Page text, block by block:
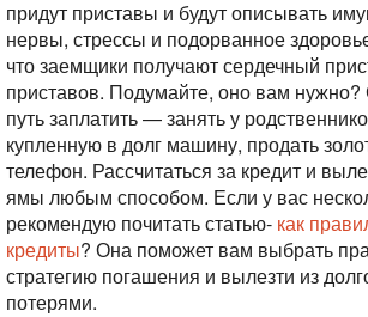
придут приставы и будут описывать
нервы, стрессы и подорванное
что заемщики получают сердечный
приставов. Подумайте, оно вам нужно?
путь заплатить — занять у
купленную в долг машину, продать
телефон. Рассчитаться за кредит и
ямы любым способом. Если у вас
рекомендую почитать статью- как
кредиты? Она поможет вам выбрать
стратегию погашения и вылезти из
потерями.